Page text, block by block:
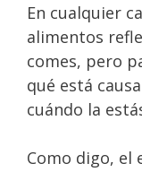
En cualquier
alimentos
comes, pero
qué está
cuándo la
Como digo, el